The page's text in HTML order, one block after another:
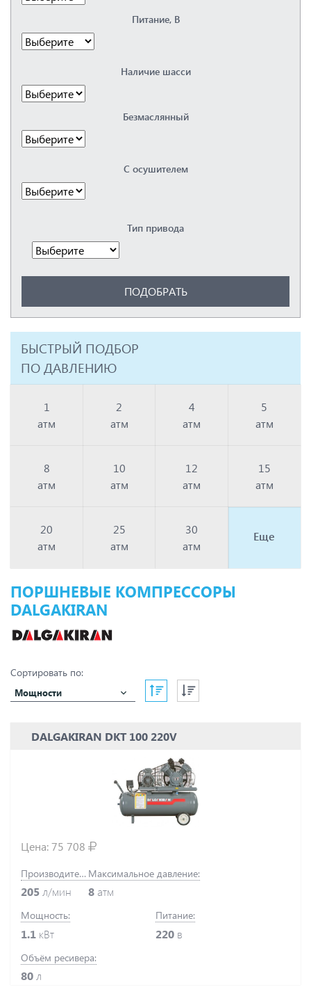
Elitech
Fini
Fubag
Remeza
Renner
Vortex
Бежецкий
Орёлкомпрессормаш
ПКСД
РКЗ
Питание, В
Наличие шасси
Безмаслянный
С осушителем
Тип привода
БЫСТРЫЙ ПОДБОР
ПО ДАВЛЕНИЮ
1
атм
2
атм
4
атм
5
атм
8
атм
10
атм
12
атм
15
атм
20
атм
25
атм
30
атм
Еще
ПОРШНЕВЫЕ КОМПРЕССОРЫ
DALGAKIRAN
Сортировать по:
Мощности
DALGAKIRAN DKT 100 220V
Цена:75 708
Производительность:
205л/мин
Максимальное давление:
8 атм
Мощность:
1.1 кВт
Питание:
220 в
Объём ресивера:
80л